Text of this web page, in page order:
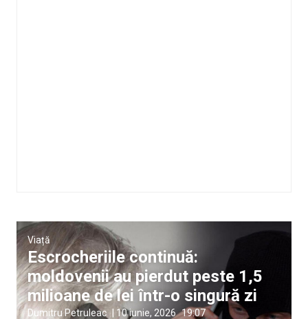
Viață
Escrocheriile continuă:
moldovenii au pierdut peste 1,5
milioane de lei într-o singură zi
Dumitru Petruleac 10 iunie, 2026 19:07